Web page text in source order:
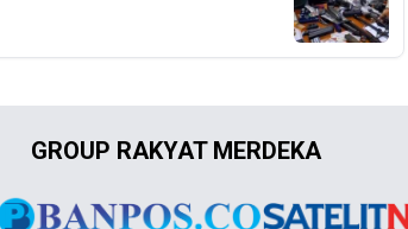
GROUP RAKYAT MERDEKA